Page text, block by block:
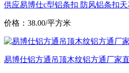
供应易博仕c型铝条扣 防风铝条扣
价格：38.00/平方米
易博仕铝方通吊顶木纹铝方通厂家